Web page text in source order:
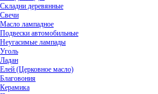
Складни деревянные
Свечи
Масло лампадное
Подвески автомобильные
Неугасимые лампады
Уголь
Ладан
Елей (Церковное масло)
Благовония
Керамика